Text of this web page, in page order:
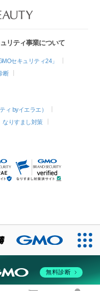
リティ事業について
セキュリティ24」
断
ィ byイエラエ）
なりすまし対策
無料診断